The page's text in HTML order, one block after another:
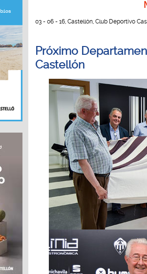
03 - 06 - 16, Castellón, Club Deportivo
Próximo
Castellón